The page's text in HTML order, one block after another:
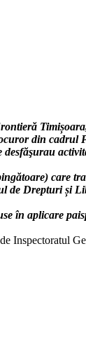
din cadrul
care
de Drepturi și
în aplicare
Inspectoratul